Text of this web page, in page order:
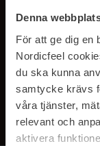
Denna
För att ge dig en
Nordicfeel
du ska kunna
samtycke krävs
våra tjänster,
relevant och
aktivera
E-mail
Ved at abonnere